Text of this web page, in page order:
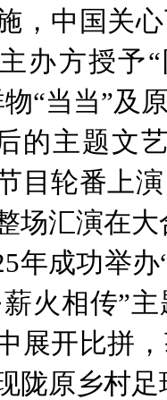
，中国关
办方授予
物“当当”及
的主题文
目轮番上
汇演在大
年成功举
薪火相传”
展开比拼
陇原乡村